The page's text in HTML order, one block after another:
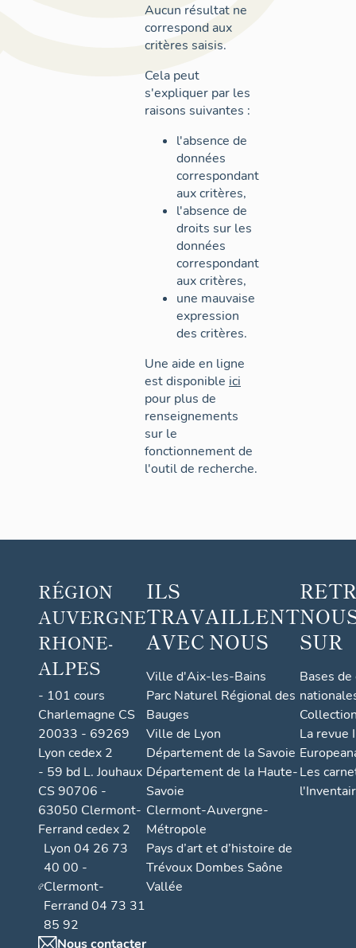
Aucun résultat ne
correspond aux
critères saisis.
Cela peut
s'expliquer par les
raisons suivantes :
l'absence de
données
correspondant
aux critères,
l'absence de
droits sur les
données
correspondant
aux critères,
une mauvaise
expression
des critères.
Une aide en ligne
est disponible ici
pour plus de
renseignements
sur le
fonctionnement de
l'outil de recherche.
RÉGION
AUVERGNE
RHONE-
ALPES
- 101 cours
Charlemagne CS
20033 - 69269
Lyon cedex 2
- 59 bd L. Jouhaux
CS 90706 -
63050 Clermont-
Ferrand cedex 2
Lyon 04 26 73
40 00 -
Clermont-
Ferrand 04 73 31
85 92
Nous contacter
ILS
TRAVAILLENT
AVEC NOUS
Ville d'Aix-les-Bains
Parc Naturel Régional des
Bauges
Ville de Lyon
Département de la Savoie
Département de la Haute-
Savoie
Clermont-Auvergne-
Métropole
Pays d’art et d’histoire de
Trévoux Dombes Saône
Vallée
SUR
Bases
La revue
Les